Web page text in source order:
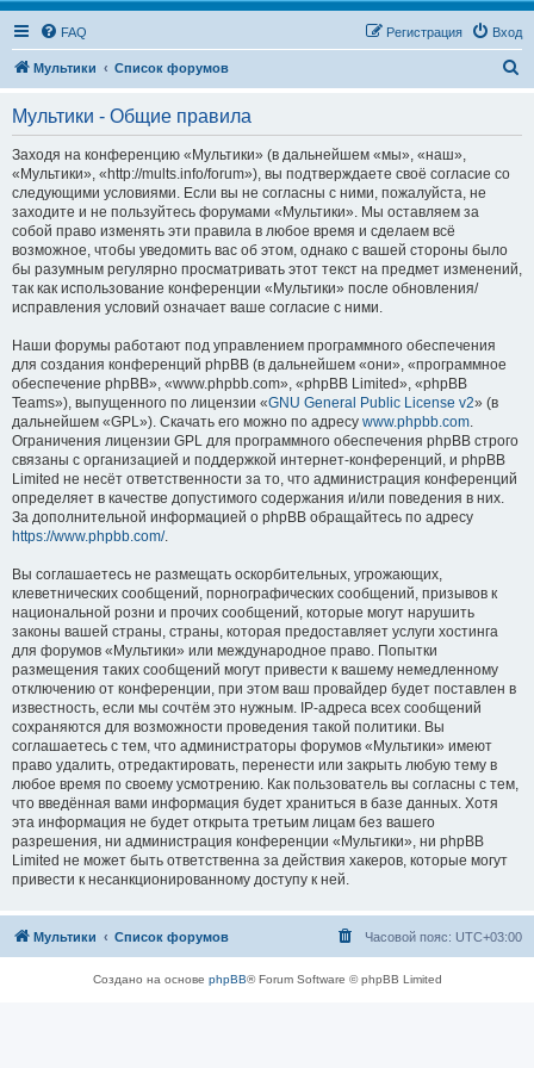
FAQ Вход
Регистрация
Мультики Список форумов
Мультики - Общие правила
Заходя на конференцию «Мультики» (в дальнейшем «мы», «наш»,
«Мультики», «http://mults.info/forum»), вы подтверждаете своё согласие со
следующими условиями. Если вы не согласны с ними, пожалуйста, не
заходите и не пользуйтесь форумами «Мультики». Мы оставляем за
собой право изменять эти правила в любое время и сделаем всё
возможное, чтобы уведомить вас об этом, однако с вашей стороны было
бы разумным регулярно просматривать этот текст на предмет изменений,
так как использование конференции «Мультики» после обновления/
исправления условий означает ваше согласие с ними.
Наши форумы работают под управлением программного обеспечения
для создания конференций phpBB (в дальнейшем «они», «программное
обеспечение phpBB», «www.phpbb.com», «phpBB Limited», «phpBB
Teams»), выпущенного по лицензии «GNU General Public License v2» (в
дальнейшем «GPL»). Скачать его можно по адресу www.phpbb.com.
Ограничения лицензии GPL для программного обеспечения phpBB строго
связаны с организацией и поддержкой интернет-конференций, и phpBB
Limited не несёт ответственности за то, что администрация конференций
определяет в качестве допустимого содержания и/или поведения в них.
За дополнительной информацией о phpBB обращайтесь по адресу
https://www.phpbb.com/.
Вы соглашаетесь не размещать оскорбительных, угрожающих,
клеветнических сообщений, порнографических сообщений, призывов к
национальной розни и прочих сообщений, которые могут нарушить
законы вашей страны, страны, которая предоставляет услуги хостинга
для форумов «Мультики» или международное право. Попытки
размещения таких сообщений могут привести к вашему немедленному
отключению от конференции, при этом ваш провайдер будет поставлен в
известность, если мы сочтём это нужным. IP-адреса всех сообщений
сохраняются для возможности проведения такой политики. Вы
соглашаетесь с тем, что администраторы форумов «Мультики» имеют
право удалить, отредактировать, перенести или закрыть любую тему в
любое время по своему усмотрению. Как пользователь вы согласны с тем,
что введённая вами информация будет храниться в базе данных. Хотя
эта информация не будет открыта третьим лицам без вашего
разрешения, ни администрация конференции «Мультики», ни phpBB
Limited не может быть ответственна за действия хакеров, которые могут
привести к несанкционированному доступу к ней.
Мультики Список форумов Часовой пояс: UTC+03:00
Создано на основе phpBB® Forum Software © phpBB Limited